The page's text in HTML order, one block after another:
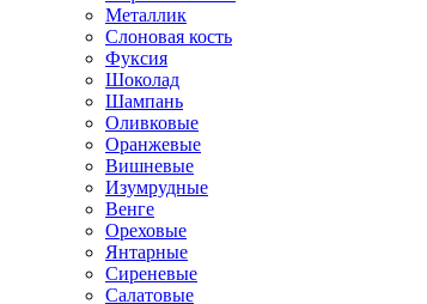
Металлик
Слоновая кость
Фуксия
Шоколад
Шампань
Оливковые
Оранжевые
Вишневые
Изумрудные
Венге
Ореховые
Янтарные
Сиреневые
Салатовые